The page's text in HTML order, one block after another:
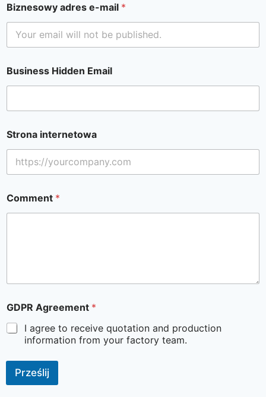
Biznesowy adres e-mail *
Business Hidden Email
Strona internetowa
Comment *
GDPR Agreement *
I agree to receive quotation and production
information from your factory team.
Prześlij